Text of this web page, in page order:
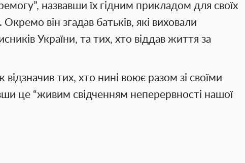
назвавши їх гідним прикладом для своїх
Окремо він згадав батьків, які виховали
України, та тих, хто віддав життя за
відзначив тих, хто нині воює разом зі своїми
це “живим свідченням неперервності нашої